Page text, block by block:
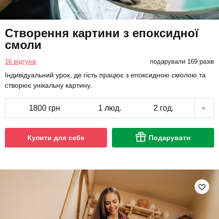
Створення картини з епоксидної
смоли
16 відгуків подарували 169 разів
Індивідуальний урок, де гість працює з епоксидною смолою та
створює унікальну картину.
1800 грн 1 люд. 2 год.
Купити для себе Подарувати